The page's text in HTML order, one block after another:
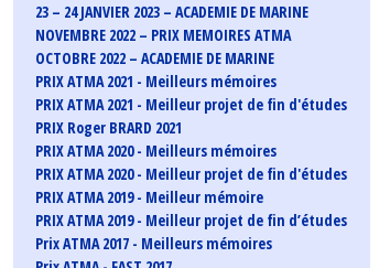
23 – 24 JANVIER 2023 – ACADEMIE DE MARINE
NOVEMBRE 2022 – PRIX MEMOIRES ATMA
OCTOBRE 2022 – ACADEMIE DE MARINE
PRIX ATMA 2021 - Meilleurs mémoires
PRIX ATMA 2021 - Meilleur projet de fin d'études
PRIX Roger BRARD 2021
PRIX ATMA 2020 - Meilleurs mémoires
PRIX ATMA 2020 - Meilleur projet de fin d'études
PRIX ATMA 2019 - Meilleur mémoire
PRIX ATMA 2019 - Meilleur projet de fin d’études
Prix ATMA 2017 - Meilleurs mémoires